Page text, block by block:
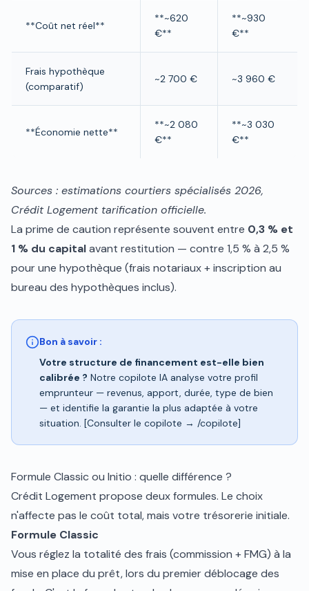
**Coût net réel**
**~620
€**
**~930
€**
Frais hypothèque
(comparatif)
~2 700 € ~3 960 €
**Économie nette**
**~2 080
€**
**~3 030
€**
Sources : estimations courtiers spécialisés 2026,
Crédit Logement tarification officielle.
La prime de caution représente souvent entre 0,3 % et
1 % du capitalavant restitution — contre 1,5 % à 2,5 %
pour une hypothèque (frais notariaux + inscription au
bureau des hypothèques inclus).
Bon à savoir :
Votre structure de financement est-elle bien
calibrée ? Notre copilote IA analyse votre profil
emprunteur — revenus, apport, durée, type de bien
— et identifie la garantie la plus adaptée à votre
situation. [Consulter le copilote → /copilote]
Formule Classic ou Initio : quelle différence ?
Crédit Logement propose deux formules. Le choix
n'affecte pas le coût total, mais votre trésorerie initiale.
Formule Classic
Vous réglez la totalité des frais (commission + FMG) à la
mise en place du prêt, lors du premier déblocage des